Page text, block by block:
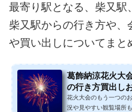
最寄り駅となる、柴又
柴又駅からの行き方や、
や買い出しについてまと
葛飾納涼花火大
の行き方買出し
花火大会のもう一つの
況や見やすい観覧場所